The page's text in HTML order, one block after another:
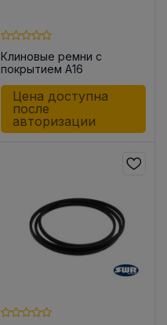
Клиновые ремни с
покрытием A16
Цена доступна
после
авторизации